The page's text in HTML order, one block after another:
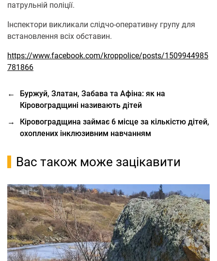
патрульній поліції.
Інспектори викликали слідчо-оперативну групу для
встановлення всіх обставин.
https://www.facebook.com/kroppolice/posts/1509944985
781866
←
Буржуй, Златан, Забава та Афіна: як на
Кіровоградщині називають дітей
→
Кіровоградщина займає 6 місце за кількістю дітей,
охоплених інклюзивним навчанням
Вас також може зацікавити